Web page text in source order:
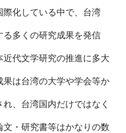
化している中で、台湾
多くの研究成果を発信
代文学研究の推進に多大
は台湾の大学や学会等か
、台湾国内だけではなく
・研究書等はかなりの数